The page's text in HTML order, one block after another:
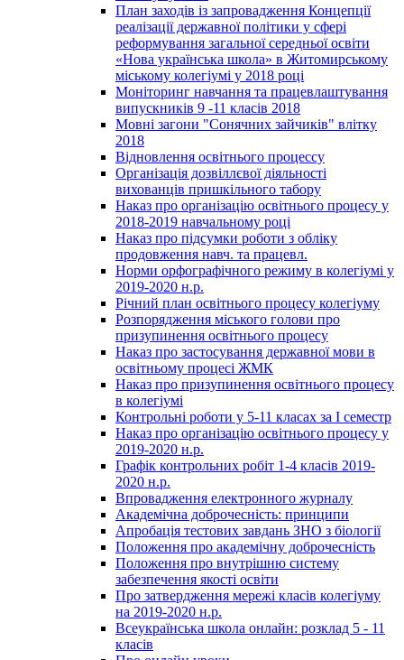
План заходів із запровадження Концепції
реалізації державної політики у сфері
реформування загальної середньої освіти
«Нова українська школа» в Житомирському
міському колегіумі у 2018 році
Моніторинг навчання та працевлаштування
випускників 9 -11 класів 2018
Мовні загони "Сонячних зайчиків" влітку
2018
Відновлення освітнього процессу
Організація дозвіллєвої діяльності
вихованців пришкільного табору
Наказ про організацію освітнього процесу у
2018-2019 навчальному році
Наказ про підсумки роботи з обліку
продовження навч. та працевл.
Норми орфографічного режиму в колегіумі у
2019-2020 н.р.
Річний план освітнього процесу колегіуму
Розпорядження міського голови про
призупинення освітнього процесу
Наказ про застосування державної мови в
освітньому процесі ЖМК
Наказ про призупинення освітнього процесу
в колегіумі
Контрольні роботи у 5-11 класах за І семестр
Наказ про організацію освітнього процесу у
2019-2020 н.р.
Графік контрольних робіт 1-4 класів 2019-
2020 н.р.
Впровадження електронного журналу
Академічна доброчесність: принципи
Апробація тестових завдань ЗНО з біології
Положення про академічну доброчесність
Положення про внутрішню систему
забезпечення якості освіти
Про затвердження мережі класів колегіуму
на 2019-2020 н.р.
Всеукраїнська школа онлайн: розклад 5 - 11
класів